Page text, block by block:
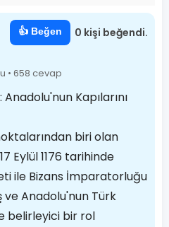
👍 Beğen 0 kişi beğendi.
• 658 cevap
Kapılarını
biri olan
Eylül 1176 tarihinde
ile Bizans İmparatorluğu
ve Anadolu'nun Türk
belirleyici bir rol